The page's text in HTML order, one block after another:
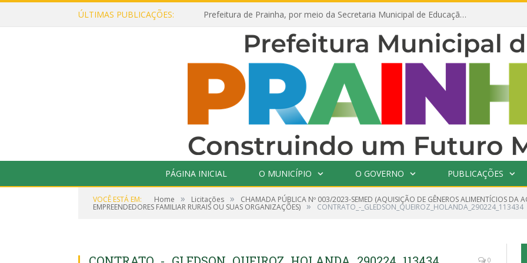
ÚLTIMAS PUBLICAÇÕES: Prefeitura de Prainha, por meio da Secretaria Municipal de Educação, abre 354 vagas na área da Educação para 2025 com processo seletivo simplificado
PÁGINA INICIAL O MUNICÍPIO O GOVERNO PUBLICAÇÕES
VOCÊ ESTÁ EM: Home » Licitações » CHAMADA PÚBLICA Nº 003/2023-SEMED (AQUISIÇÃO DE GÊNEROS ALIMENTÍCIOS DA
EMPREENDEDORES FAMILIAR RURAIS OU SUAS ORGANIZAÇÕES) » CONTRATO_-_GLEDSON_QUEIROZ_HOLANDA_290224_113434
0